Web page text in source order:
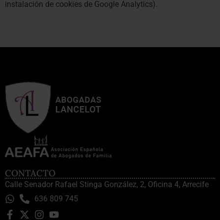
instalación de cookies de Google Analytics).
CONTACTO
Calle Senador Rafael Stinga González, 2, Oficina 4, Arrecife
636 809 745